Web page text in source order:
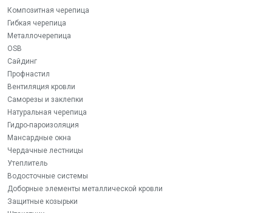
Композитная черепица
Гибкая черепица
Металлочерепица
OSB
Сайдинг
Профнастил
Вентиляция кровли
Саморезы и заклепки
Натуральная черепица
Гидро-пароизоляция
Мансардные окна
Чердачные лестницы
Утеплитель
Водосточные системы
Доборные элементы металлической кровли
Защитные козырьки